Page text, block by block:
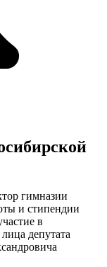
гимназии
и стипендии
в
депутата